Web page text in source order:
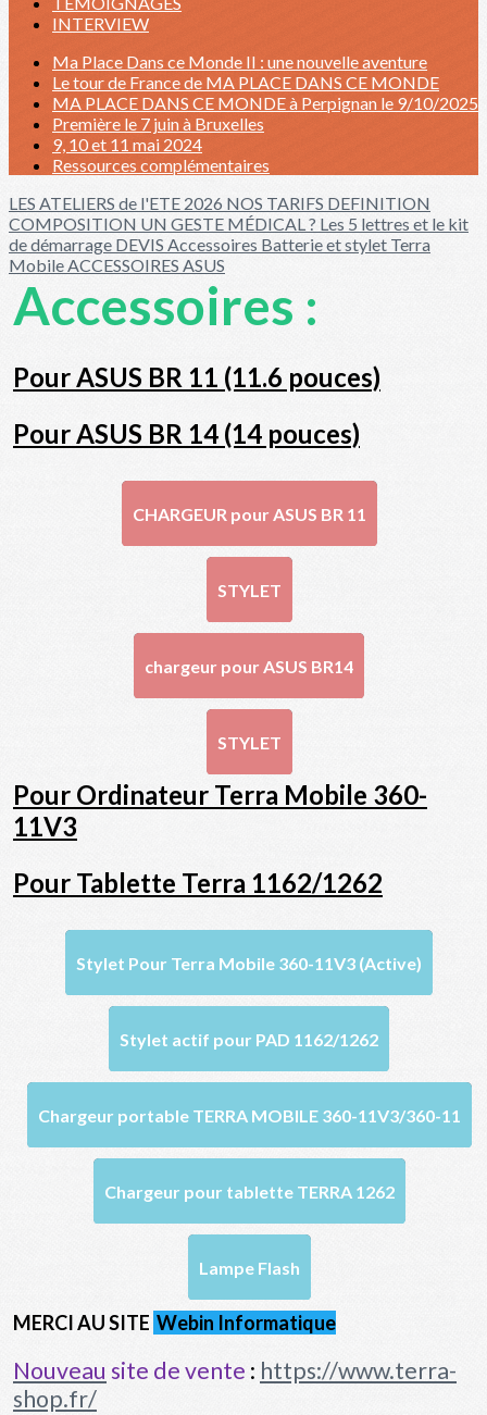
INTERVIEW
Ma Place Dans ce Monde II : une nouvelle aventure
Le tour de France de MA PLACE DANS CE MONDE
MA PLACE DANS CE MONDE à Perpignan le 9/10/2025
Première le 7 juin à Bruxelles
9, 10 et 11 mai 2024
Ressources complémentaires
LES ATELIERS de l'ETE 2026 NOS TARIFS DEFINITION
COMPOSITION UN GESTE MÉDICAL ? Les 5 lettres et le kit
de démarrage DEVIS Accessoires Batterie et stylet Terra
MobileACCESSOIRES ASUS
Accessoires :
Pour ASUS BR 11 (11.6 pouces)
Pour ASUS BR 14 (14 pouces)
CHARGEUR pour ASUS BR 11
STYLET
chargeur pour ASUS BR14
STYLET
Pour Ordinateur Terra Mobile 360-
11V3
Pour Tablette Terra 1162/1262
Stylet Pour Terra Mobile 360-11V3 (Active)
Stylet actif pour PAD 1162/1262
Chargeur portable TERRA MOBILE 360-11V3/360-11
Chargeur pour tablette TERRA 1262
Lampe Flash
MERCI AU SITE Webin Informatique
Nouveau site de vente : https://www.terra-
shop.fr/